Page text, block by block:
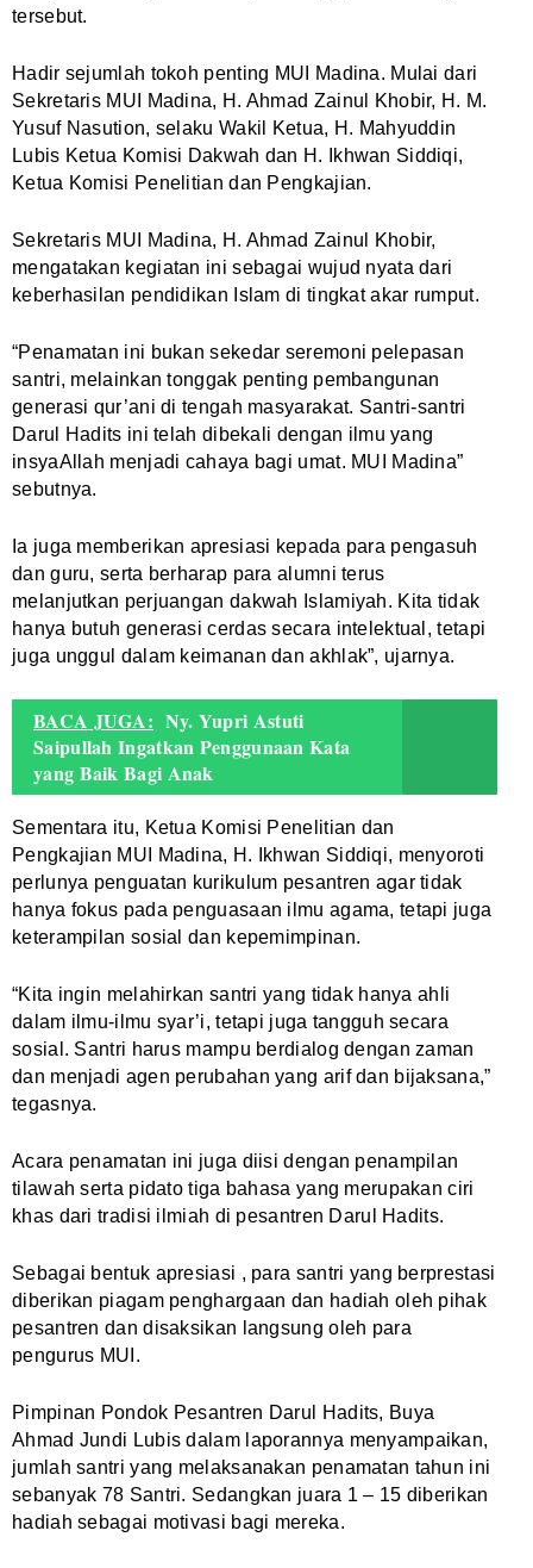
tersebut.
Hadir sejumlah tokoh penting MUI Madina. Mulai dari
Sekretaris MUI Madina, H. Ahmad Zainul Khobir, H. M.
Yusuf Nasution, selaku Wakil Ketua, H. Mahyuddin
Lubis Ketua Komisi Dakwah dan H. Ikhwan Siddiqi,
Ketua Komisi Penelitian dan Pengkajian.
Sekretaris MUI Madina, H. Ahmad Zainul Khobir,
mengatakan kegiatan ini sebagai wujud nyata dari
keberhasilan pendidikan Islam di tingkat akar rumput.
“Penamatan ini bukan sekedar seremoni pelepasan
santri, melainkan tonggak penting pembangunan
generasi qur’ani di tengah masyarakat. Santri-santri
Darul Hadits ini telah dibekali dengan ilmu yang
insyaAllah menjadi cahaya bagi umat. MUI Madina”
sebutnya.
Ia juga memberikan apresiasi kepada para pengasuh
dan guru, serta berharap para alumni terus
melanjutkan perjuangan dakwah Islamiyah. Kita tidak
hanya butuh generasi cerdas secara intelektual, tetapi
juga unggul dalam keimanan dan akhlak”, ujarnya.
BACA JUGA: Ny. Yupri Astuti
Saipullah Ingatkan Penggunaan Kata
yang Baik Bagi Anak
Sementara itu, Ketua Komisi Penelitian dan
Pengkajian MUI Madina, H. Ikhwan Siddiqi, menyoroti
perlunya penguatan kurikulum pesantren agar tidak
hanya fokus pada penguasaan ilmu agama, tetapi juga
keterampilan sosial dan kepemimpinan.
“Kita ingin melahirkan santri yang tidak hanya ahli
dalam ilmu-ilmu syar’i, tetapi juga tangguh secara
sosial. Santri harus mampu berdialog dengan zaman
dan menjadi agen perubahan yang arif dan bijaksana,”
tegasnya.
Acara penamatan ini juga diisi dengan penampilan
tilawah serta pidato tiga bahasa yang merupakan ciri
khas dari tradisi ilmiah di pesantren Darul Hadits.
Sebagai bentuk apresiasi , para santri yang berprestasi
diberikan piagam penghargaan dan hadiah oleh pihak
pesantren dan disaksikan langsung oleh para
pengurus MUI.
Pimpinan Pondok Pesantren Darul Hadits, Buya
Ahmad Jundi Lubis dalam laporannya menyampaikan,
jumlah santri yang melaksanakan penamatan tahun ini
sebanyak 78 Santri. Sedangkan juara 1 – 15 diberikan
hadiah sebagai motivasi bagi mereka.